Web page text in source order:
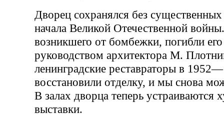
Дворец сохранялся без
начала Великой Отечественной
возникшего от бомбежки, погибли
руководством архитектора М.
ленинградские реставраторы в
восстановили отделку, и мы снова
В залах дворца теперь устраиваются
выставки.